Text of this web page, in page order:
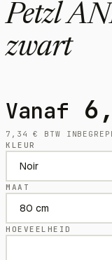
Petzl
zwart
Vanaf
7,34€
BTW
KLEUR
MAAT
HOEVEELHEID